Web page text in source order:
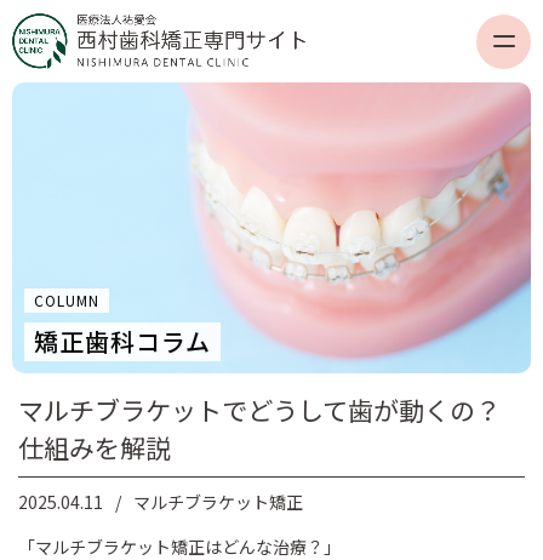
COLUMN
矯正歯科コラム
マルチブラケットでどうして歯が動くの？
仕組みを解説
2025.04.11
マルチブラケット矯正
「マルチブラケット矯正はどんな治療？」